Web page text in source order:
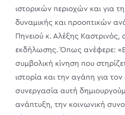
ιστορικών περιοχών και για
δυναμικής και προοπτικών
Πηνειού κ. Αλέξης Καστρινός,
εκδήλωσης. Όπως ανέφερε:
συμβολική κίνηση που
ιστορία και την αγάπη για
συνεργασία αυτή
ανάπτυξη, την κοινωνική